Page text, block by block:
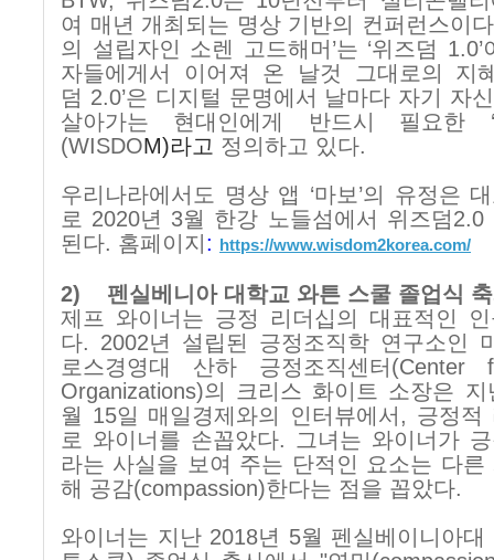
여 매년 개최되는 명상 기반의 컨퍼런스이다
의 설립자인 소렌 고드해머 ’는 ‘위즈덤 1.0
자들에게서 이어져 온 날것 그대로의 지
덤 2.0’은 디지털 문명에서 날마다 자기 자
살아가는 현대인에게 반드시 필요한
(WISDOM)라고 정의하고 있다.
우리나라에서도 명상 앱 ‘마보’의 유정은
로 2020년 3월 한강 노들섬에서 위즈덤2.0
된다. 홈페이지 : https://www.wisdom2korea.com/
2)
펜실베니아 대학교 와튼 스쿨 졸업식
제프 와이너는 긍정 리더십의 대표적인
다. 2002년 설립된 긍정조직학 연구소인
로스경영대 산하 긍정조직센터 (Center
Organizations)의 크리스 화이트 소장은
월 15일 매일경제와의 인터뷰에서 , 긍정적
로 와이너를 손꼽았다.
그녀는 와이너가
라는 사실을 보여 주는 단적인 요소는 다른
해 공감(compassion)한다는 점을 꼽았다.
와이너는 지난 2018년 5월 펜실베이니아대